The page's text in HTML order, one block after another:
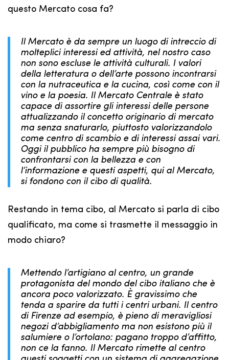
questo Mercato cosa fa?
Il Mercato è da sempre un luogo di intreccio di
molteplici interessi ed attività, nel nostro caso
non sono escluse le attività culturali. I valori
della letteratura o dell’arte possono incontrarsi
con la nutraceutica e la cucina, così come con il
vino e la poesia. Il Mercato Centrale è stato
capace di assortire gli interessi delle persone
attualizzando il concetto originario di mercato
ma senza snaturarlo, piuttosto valorizzandolo
come centro di scambio e di interessi assai vari.
Oggi il pubblico ha sempre più bisogno di
confrontarsi con la bellezza e con
l’informazione e questi aspetti, qui al Mercato,
si fondono con il cibo di qualità.
Restando in tema cibo, al Mercato si parla di cibo
qualificato, ma come si trasmette il messaggio in
modo chiaro?
Mettendo l’artigiano al centro, un grande
protagonista del mondo del cibo italiano che è
ancora poco valorizzato. È gravissimo che
tenda a sparire da tutti i centri urbani. Il centro
di Firenze ad esempio, è pieno di meravigliosi
negozi d’abbigliamento ma non esistono più il
salumiere o l’ortolano: pagano troppo d’affitto,
non ce la fanno. Il Mercato rimette al centro